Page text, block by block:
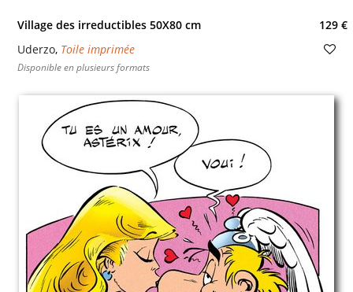
Village des irreductibles 50X80 cm
129 €
Uderzo, Toile imprimée
Disponible en plusieurs formats